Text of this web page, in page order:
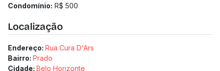
Condomínio: R$ 500
Localização
Endereço: Rua Cura D'Ars
Bairro: Prado
Cidade: Belo Horizonte